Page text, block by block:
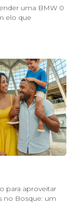
uma BMW 0
elo que
para aproveitar
no Bosque: um